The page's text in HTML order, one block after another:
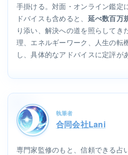
手掛ける。対面・オンライン鑑定
ドバイスも含めると、 延べ数百万
り添い、解決への道を照らしてき
理、エネルギーワーク、人生の転
し、具体的なアドバイスに定評が
執筆者
合同会社Lani
専門家監修のもと、信頼できる占